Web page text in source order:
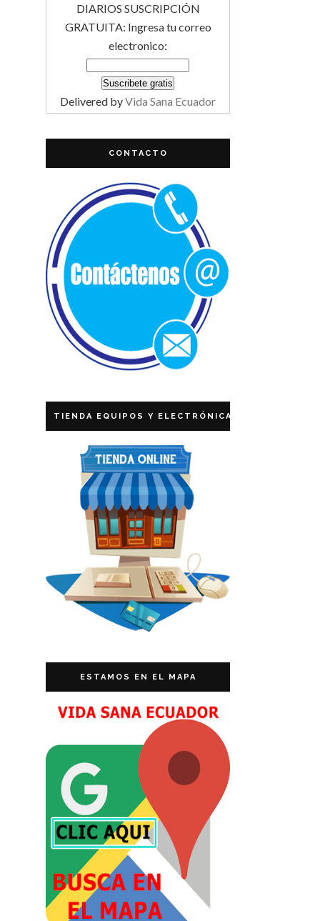
DIARIOS SUSCRIPCIÓN
GRATUITA: Ingresa tu correo
electronico:
Delivered byVida Sana Ecuador
CONTACTO
TIENDA EQUIPOS Y ELECTRÓNICA
ESTAMOS EN EL MAPA